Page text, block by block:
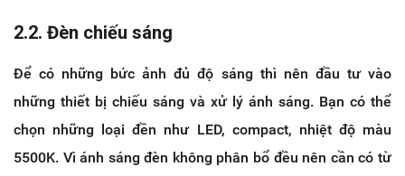
2.2. Đèn chiếu sáng
Để có những bức ảnh đủ độ sáng thì nên đầu tư vào
những thiết bị chiếu sáng và xử lý ánh sáng. Bạn có thể
chọn những loại đền như LED, compact, nhiệt độ màu
5500K. Vì ánh sáng đèn không phân bổ đều nên cần có từ